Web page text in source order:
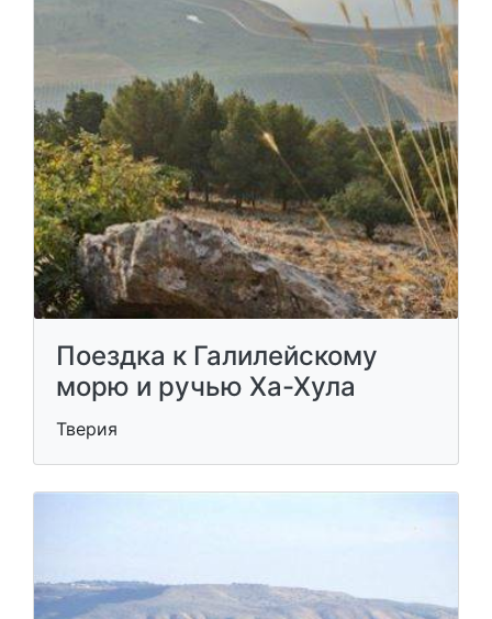
Поездка к Галилейскому
морю и ручью Ха-Хула
Тверия